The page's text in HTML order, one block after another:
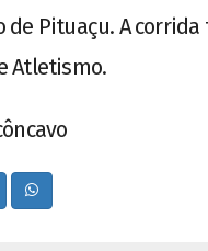
Pituaçu. A
Atletismo.